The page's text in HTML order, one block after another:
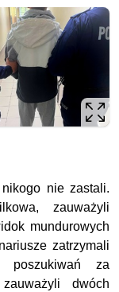
nie zastali.
zauważyli
mundurowych
zatrzymali
poszukiwań za
dwóch